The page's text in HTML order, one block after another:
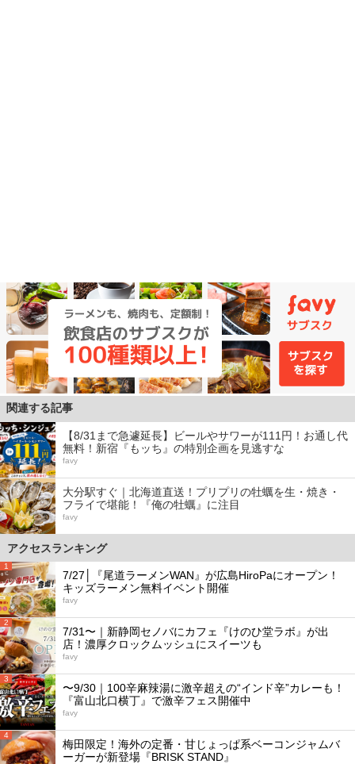
関連する記事
【8/31まで急遽延長】ビールやサワーが111円！お通し代
無料！新宿『もッち』の特別企画を見逃すな
favy
大分駅すぐ｜北海道直送！プリプリの牡蠣を生・焼き・
フライで堪能！『俺の牡蠣』に注目
favy
アクセスランキング
1
7/27│『尾道ラーメンWAN』が広島HiroPaにオープン！
キッズラーメン無料イベント開催
favy
2
7/31〜｜新静岡セノバにカフェ『けのひ堂ラボ』が出
店！濃厚クロックムッシュにスイーツも
favy
3
〜9/30｜100辛麻辣湯に激辛超えの“インド辛”カレーも！
『富山北口横丁』で激辛フェス開催中
favy
4
梅田限定！海外の定番・甘じょっぱ系ベーコンジャムバ
ーガーが新登場『BRISK STAND』